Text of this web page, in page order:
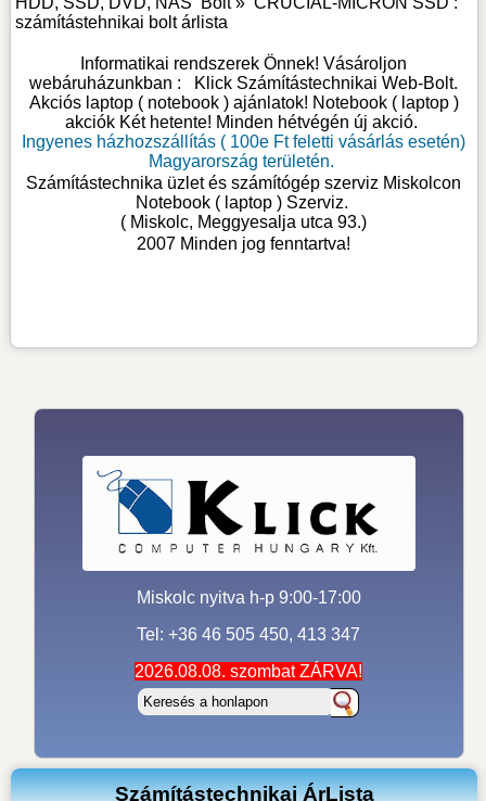
számítástehnikai bolt árlista
Informatikai rendszerek Önnek! Vásároljon
webáruházunkban : Klick Számítástechnikai Web-Bolt.
Akciós laptop ( notebook ) ajánlatok! Notebook ( laptop )
akciók Két hetente! Minden hétvégén új akció.
Ingyenes házhozszállítás ( 100e Ft feletti vásárlás esetén)
Magyarország területén.
Számítástechnika üzlet és számítógép szerviz Miskolcon
Notebook ( laptop ) Szerviz.
( Miskolc, Meggyesalja utca 93.)
2007 Minden jog fenntartva!
Miskolc nyitva h-p 9:00-17:00
Tel: +36 46 505 450, 413 347
2026.08.08. szombat ZÁRVA!
Számítástechnikai ÁrLista